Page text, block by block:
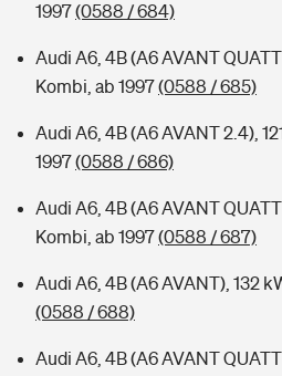
1997(0588 / 684)
Audi A6, 4B (A6 AVANT
Kombi, ab 1997(0588 / 685)
Audi A6, 4B (A6 AVANT 2.4),
1997(0588 / 686)
Audi A6, 4B (A6 AVANT
Kombi, ab 1997(0588 / 687)
Audi A6, 4B (A6 AVANT), 132
(0588 / 688)
Audi A6, 4B (A6 AVANT